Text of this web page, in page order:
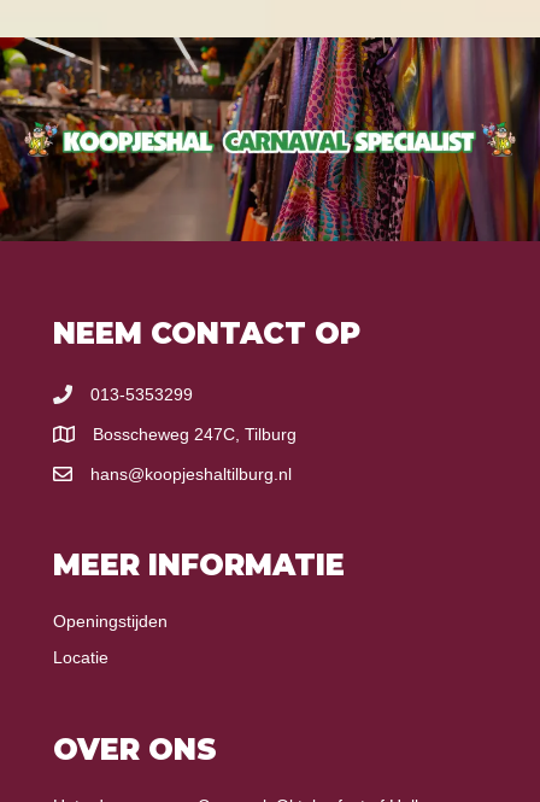
NEEM CONTACT OP
013-5353299
Bosscheweg 247C, Tilburg
hans@koopjeshaltilburg.nl
MEER INFORMATIE
Openingstijden
Locatie
OVER ONS